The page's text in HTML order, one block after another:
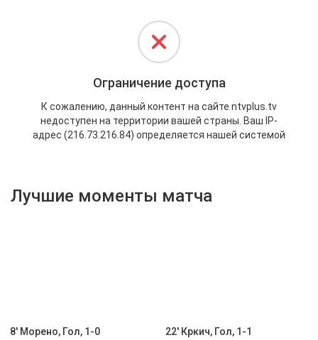
Лучшие моменты матча
8' Морено, Гол, 1-0 22' Кркич, Гол, 1-1